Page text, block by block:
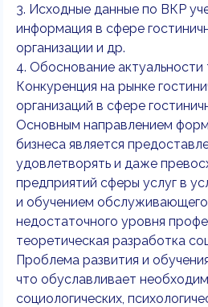
3. Исходные данные по ВКР
информация в сфере
организации и др.
4. Обоснование актуальности
Конкуренция на рынке
организаций в сфере
Основным направлением
бизнеса является
удовлетворять и даже
предприятий сферы услуг в
и обучением
недостаточного уровня
теоретическая разработка
Проблема развития и
что обуславливает
социологических,